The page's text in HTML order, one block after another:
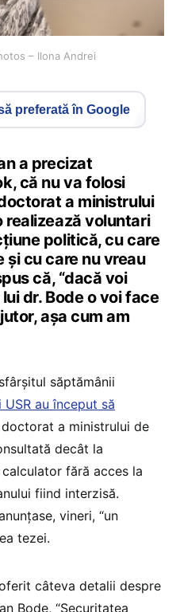
– Ilona Andrei
preferată în Google
a precizat
că nu va folosi
a ministrului
realizează voluntari
politică, cu care
și cu care nu vreau
că, “dacă voi
dr. Bode o voi face
așa cum am
săptămânii
au început să
a ministrului de
decât la
fără acces la
fiind interzisă.
vineri, “un
tezei.
câteva detalii despre
Bode, “Securitatea